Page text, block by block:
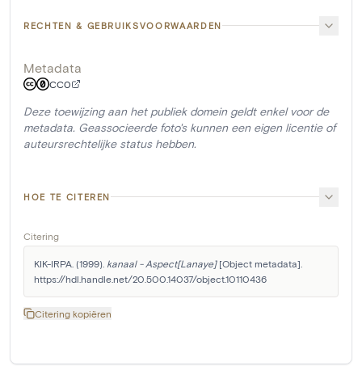
RECHTEN & GEBRUIKSVOORWAARDEN
Metadata
CC0
Deze toewijzing aan het publiek domein geldt enkel voor de
metadata. Geassocieerde foto's kunnen een eigen licentie of
auteursrechtelijke status hebben.
HOE TE CITEREN
Citering
KIK-IRPA. (1999). kanaal - Aspect[Lanaye] [Object metadata].
https://hdl.handle.net/20.500.14037/object.10110436
Citering kopiëren